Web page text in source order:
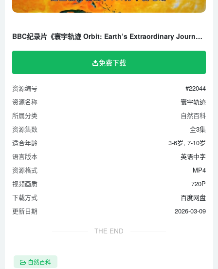
BBC纪录片《寰宇轨迹 Orbit: Earth’s Extraordinary Journey》全3集 英语中字 720P/MP4/1.90G 百度云网盘下载
免费下载
资源编号
#22044
资源名称
寰宇轨迹
所属分类
自然百科
资源集数
全3集
适合年龄
3-6岁, 7-10岁
语言版本
英语中字
资源格式
MP4
视频画质
720P
下载方式
百度网盘
更新日期
2026-03-09
THE END
自然百科